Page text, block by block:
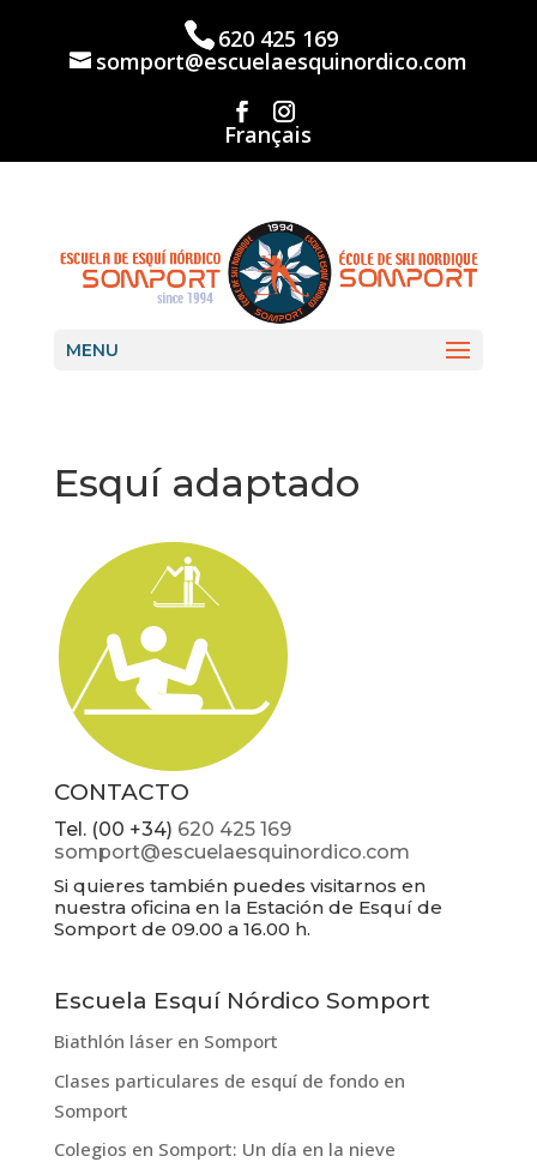
620 425 169
somport@escuelaesquinordico.com
Français
MENU
Esquí adaptado
CONTACTO
Tel. (00 +34) 620 425 169
somport@escuelaesquinordico.com
Si quieres también puedes visitarnos en
nuestra oficina en la Estación de Esquí de
Somport de 09.00 a 16.00 h.
Escuela Esquí Nórdico Somport
Biathlón láser en Somport
Clases particulares de esquí de fondo en
Somport
Colegios en Somport: Un día en la nieve